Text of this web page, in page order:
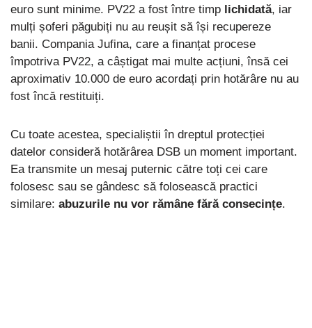
euro sunt minime. PV22 a fost între timp lichidată, iar
mulți șoferi păgubiți nu au reușit să își recupereze
banii. Compania Jufina, care a finanțat procese
împotriva PV22, a câștigat mai multe acțiuni, însă cei
aproximativ 10.000 de euro acordați prin hotărâre nu au
fost încă restituiți.
Cu toate acestea, specialiștii în dreptul protecției
datelor consideră hotărârea DSB un moment important.
Ea transmite un mesaj puternic către toți cei care
folosesc sau se gândesc să folosească practici
similare: abuzurile nu vor rămâne fără consecințe.